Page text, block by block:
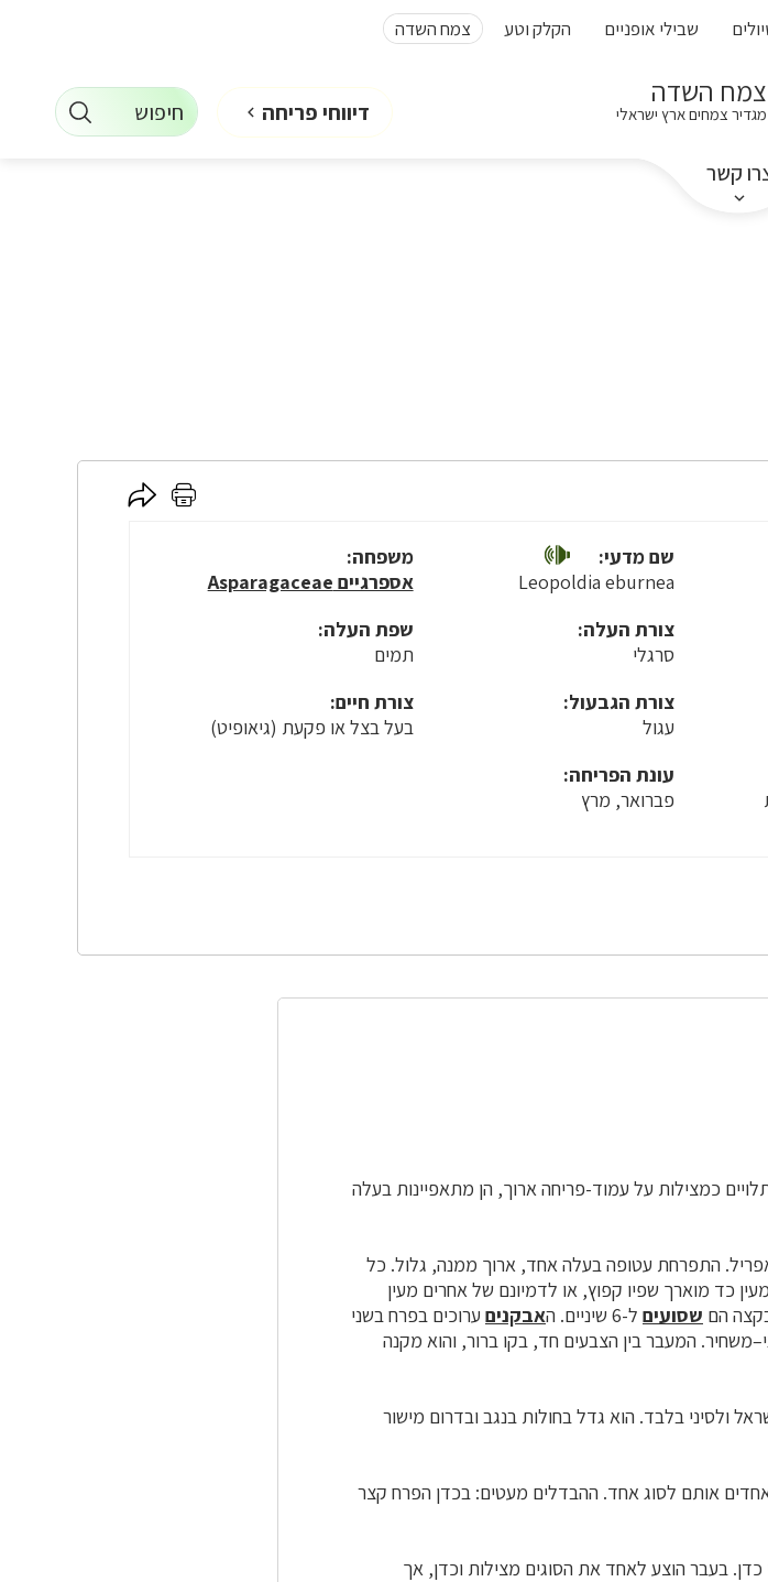
שבילי אופניים הקלק וטע צמח השדה
צמח השדה
מגדיר צמחים ארץ ישראלי
קשר
דיווחי פריחה חיפוש
לחץ
לחץ
שם מדעי:
Leopoldia eburnea
משפחה:
אספרגיים Asparagaceae
צורת העלה:
סרגלי
שפת העלה:
תמים
צורת הגבעול:
עגול
צורת חיים:
בעל בצל או פקעת (גיאופיט)
עונת הפריחה:
פברואר, מרץ
כמצילות על עמוד-פריחה ארוך, הן מתאפיינות בעלה
התפרחת עטופה בעלה אחד, ארוך ממנה, גלול. כל
כד מוארך שפיו קפוץ, או לדמיונם של אחרים מעין
הם שסועים ל-6 שיניים. ה אבקנים ערוכים בפרח בשני
המעבר בין הצבעים חד, בקו ברור, והוא מקנה
ולסיני בלבד. הוא גדל בחולות בנגב ובדרום מישור
כדן, יש המאחדים אותם לסוג אחד. ההבדלים מעטים: בכדן הפרח קצר
12 מיני זמזומית, 6 מיני מצילות, 4 מיני כדן. בעבר הוצע לאחד את הסוגים מצילות וכדן, אך